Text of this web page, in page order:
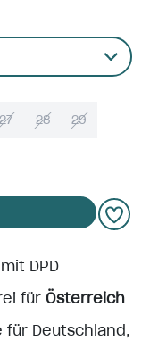
27 28 29
mit DPD
für Österreich
für Deutschland,